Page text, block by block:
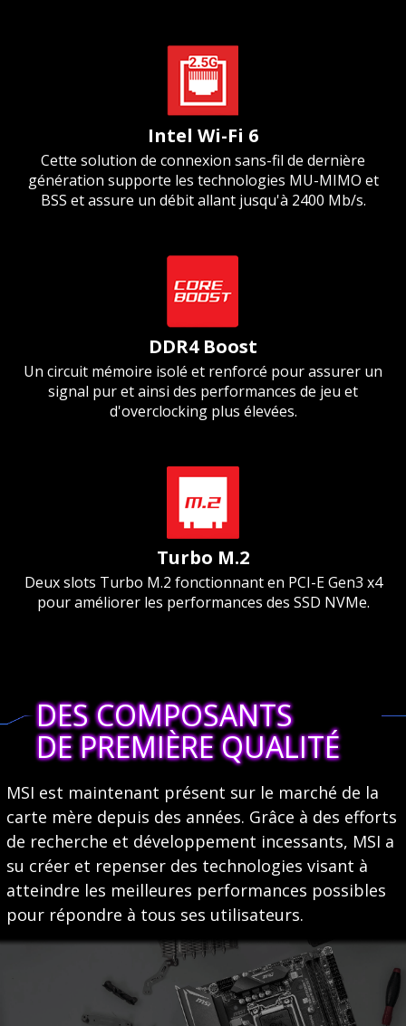
Intel Wi-Fi 6
Cette solution de connexion sans-fil de dernière
génération supporte les technologies MU-MIMO et
BSS et assure un débit allant jusqu'à 2400 Mb/s.
DDR4 Boost
Un circuit mémoire isolé et renforcé pour assurer un
signal pur et ainsi des performances de jeu et
d'overclocking plus élevées.
Turbo M.2
Deux slots Turbo M.2 fonctionnant en PCI-E Gen3 x4
pour améliorer les performances des SSD NVMe.
DES COMPOSANTS
DE PREMIÈRE QUALITÉ
MSI est maintenant présent sur le marché de la
carte mère depuis des années. Grâce à des efforts
de recherche et développement incessants, MSI a
su créer et repenser des technologies visant à
atteindre les meilleures performances possibles
pour répondre à tous ses utilisateurs.